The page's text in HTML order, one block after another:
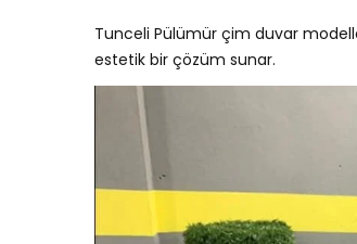
Tunceli Pülümür çim duvar
estetik bir çözüm sunar.